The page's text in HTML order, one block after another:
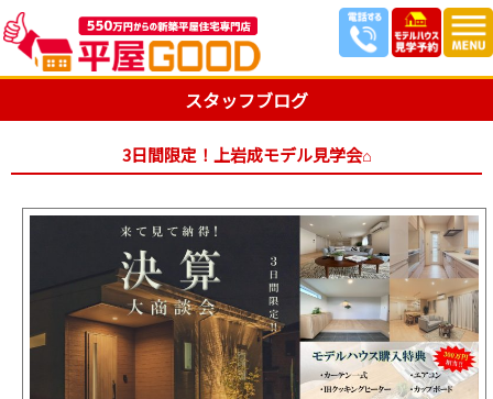
スタッフブログ
3日間限定！上岩成モデル見学会⌂